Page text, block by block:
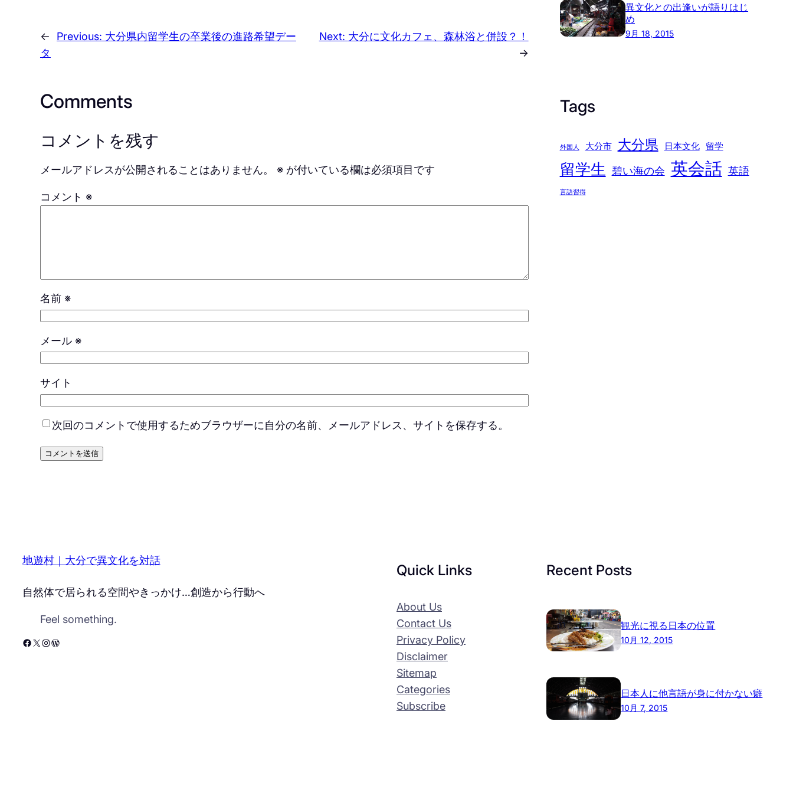
← Previous: 大分県内留学生の卒業後の進路希望デー
タ
Next: 大分に文化カフェ、森林浴と併設？！
→
Comments
コメントを残す
メールアドレスが公開されることはありません。 ※が付いている欄は必須項目です
コメント ※
名前 ※
メール ※
サイト
次回のコメントで使用するためブラウザーに自分の名前、メールアドレス、サイトを保存する。
異文化との出逢いが語りはじ
め
9月 18, 2015
Tags
外国人 大分市 大分県 日本文化 留学
留学生 碧い海の会 英会話 英語
言語習得
地遊村｜大分で異文化を対話
自然体で居られる空間やきっかけ…創造から行動へ
Feel something.
Facebook X Instagram WordPress
Quick Links
About Us
Contact Us
Privacy Policy
Disclaimer
Sitemap
Categories
Subscribe
Recent Posts
観光に視る日本の位置
10月 12, 2015
日本人に他言語が身に付かない癖
10月 7, 2015